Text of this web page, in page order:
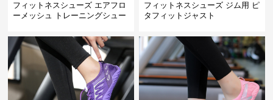
フィットネスシューズ エアフロ
ーメッシュ トレーニングシュー
フィットネスシューズ ジム用 ピ
タフィットジャスト